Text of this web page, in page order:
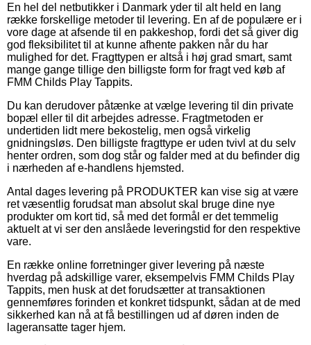
En hel del netbutikker i Danmark yder til alt held en lang
række forskellige metoder til levering. En af de populære er i
vore dage at afsende til en pakkeshop, fordi det så giver dig
god fleksibilitet til at kunne afhente pakken når du har
mulighed for det. Fragttypen er altså i høj grad smart, samt
mange gange tillige den billigste form for fragt ved køb af
FMM Childs Play Tappits.
Du kan derudover påtænke at vælge levering til din private
bopæl eller til dit arbejdes adresse. Fragtmetoden er
undertiden lidt mere bekostelig, men også virkelig
gnidningsløs. Den billigste fragttype er uden tvivl at du selv
henter ordren, som dog står og falder med at du befinder dig
i nærheden af e-handlens hjemsted.
Antal dages levering på PRODUKTER kan vise sig at være
ret væsentlig forudsat man absolut skal bruge dine nye
produkter om kort tid, så med det formål er det temmelig
aktuelt at vi ser den anslåede leveringstid for den respektive
vare.
En række online forretninger giver levering på næste
hverdag på adskillige varer, eksempelvis FMM Childs Play
Tappits, men husk at det forudsætter at transaktionen
gennemføres forinden et konkret tidspunkt, sådan at de med
sikkerhed kan nå at få bestillingen ud af døren inden de
lageransatte tager hjem.